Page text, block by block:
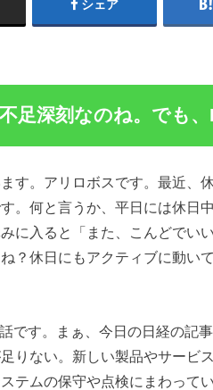
シェア
足深刻なのね。でも
す。アリロボスです。最近、
。何と言うか、平日には休日
に入ると「また、こんどでい
？休日にもアクティブに動い
です。まぁ、今日の日経の記
りない。新しい製品やサービ
テムの保守や点検にまわって